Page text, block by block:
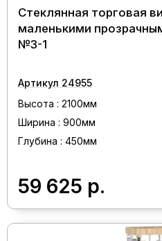
Стеклянная торговая
маленькими
№3-1
Артикул 24955
Высота : 2100мм
Ширина : 900мм
Глубина : 450мм
59 625 р.